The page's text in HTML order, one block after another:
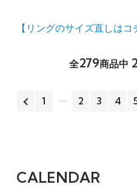
【リングのサイズ直しはコ
全279商品中
1 2 3 4
CALENDAR